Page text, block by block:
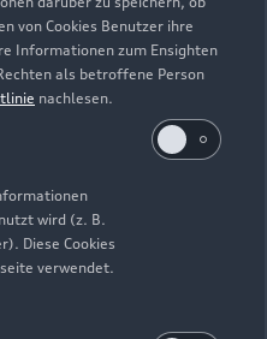
von Cookies Benutzer ihre
Informationen zum Ensighten
als betroffene Person
nachlesen.
wird (z. B.
Diese Cookies
verwendet.
Donnerstag